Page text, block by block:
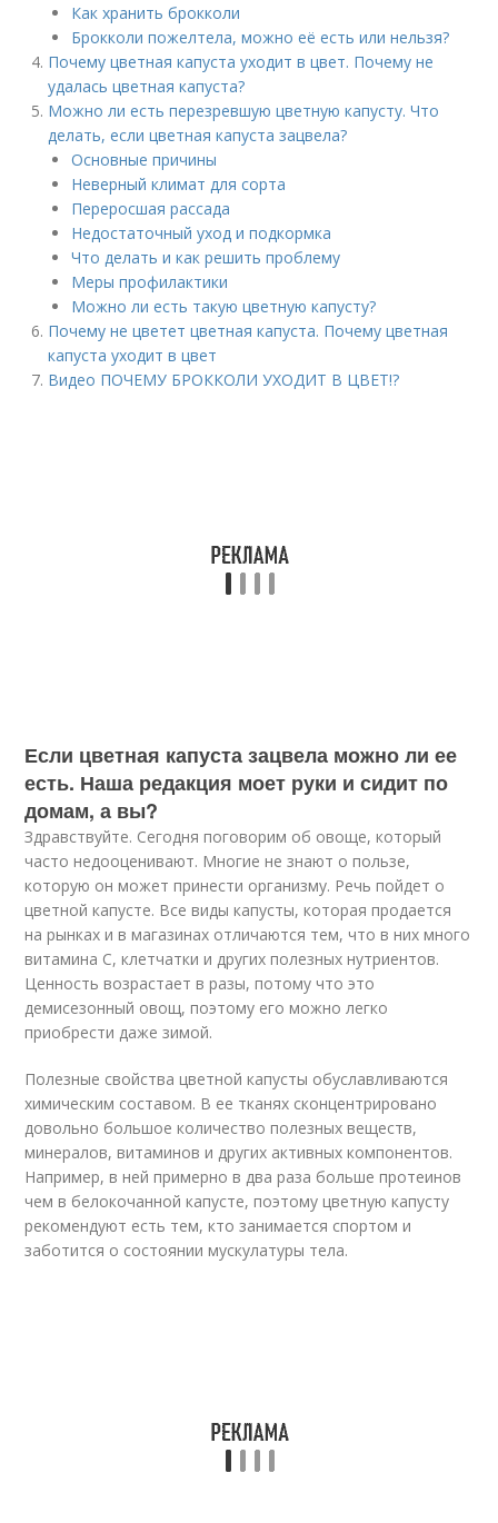
Как хранить брокколи
Брокколи пожелтела, можно её есть или нельзя?
Почему цветная капуста уходит в цвет. Почему не
удалась цветная капуста?
Можно ли есть перезревшую цветную капусту. Что
делать, если цветная капуста зацвела?
Основные причины
Неверный климат для сорта
Переросшая рассада
Недостаточный уход и подкормка
Что делать и как решить проблему
Меры профилактики
Можно ли есть такую цветную капусту?
Почему не цветет цветная капуста. Почему цветная
капуста уходит в цвет
Видео ПОЧЕМУ БРОККОЛИ УХОДИТ В ЦВЕТ!?
Если цветная капуста зацвела можно ли ее
есть. Наша редакция моет руки и сидит по
домам, а вы?
Здравствуйте. Сегодня поговорим об овоще, который
часто недооценивают. Многие не знают о пользе,
которую он может принести организму. Речь пойдет о
цветной капусте. Все виды капусты, которая продается
на рынках и в магазинах отличаются тем, что в них много
витамина С, клетчатки и других полезных нутриентов.
Ценность возрастает в разы, потому что это
демисезонный овощ, поэтому его можно легко
приобрести даже зимой.
Полезные свойства цветной капусты обуславливаются
химическим составом. В ее тканях сконцентрировано
довольно большое количество полезных веществ,
минералов, витаминов и других активных компонентов.
Например, в ней примерно в два раза больше протеинов
чем в белокочанной капусте, поэтому цветную капусту
рекомендуют есть тем, кто занимается спортом и
заботится о состоянии мускулатуры тела.